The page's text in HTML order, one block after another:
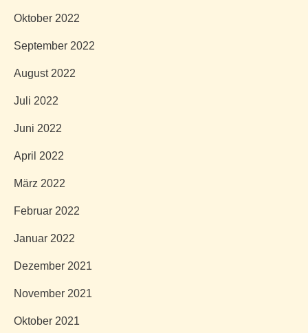
Oktober 2022
September 2022
August 2022
Juli 2022
Juni 2022
April 2022
März 2022
Februar 2022
Januar 2022
Dezember 2021
November 2021
Oktober 2021